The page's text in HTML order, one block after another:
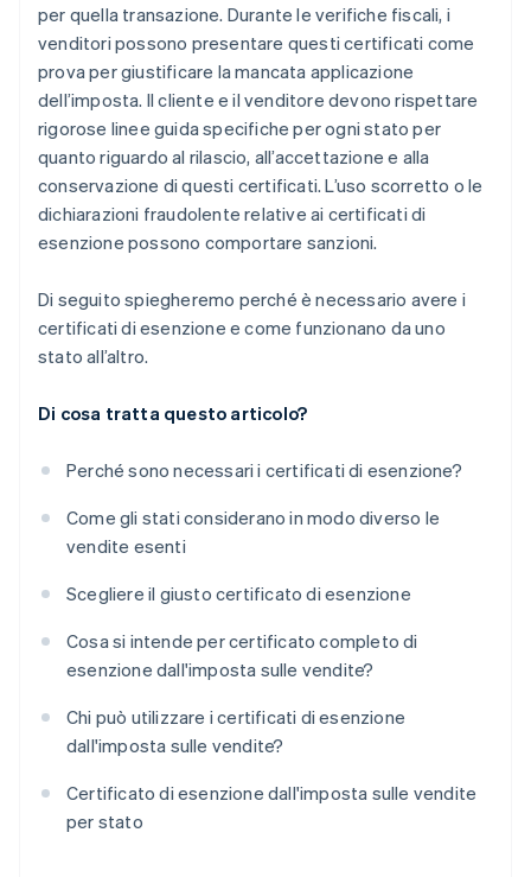
per quella transazione. Durante le verifiche fiscali, i
venditori possono presentare questi certificati come
prova per giustificare la mancata applicazione
dell’imposta. Il cliente e il venditore devono rispettare
rigorose linee guida specifiche per ogni stato per
quanto riguardo al rilascio, all’accettazione e alla
conservazione di questi certificati. L’uso scorretto o le
dichiarazioni fraudolente relative ai certificati di
esenzione possono comportare sanzioni.
Di seguito spiegheremo perché è necessario avere i
certificati di esenzione e come funzionano da uno
stato all’altro.
Di cosa tratta questo articolo?
Perché sono necessari i certificati di esenzione?
Come gli stati considerano in modo diverso le
vendite esenti
Scegliere il giusto certificato di esenzione
Cosa si intende per certificato completo di
esenzione dall'imposta sulle vendite?
Chi può utilizzare i certificati di esenzione
dall'imposta sulle vendite?
Certificato di esenzione dall'imposta sulle vendite
per stato